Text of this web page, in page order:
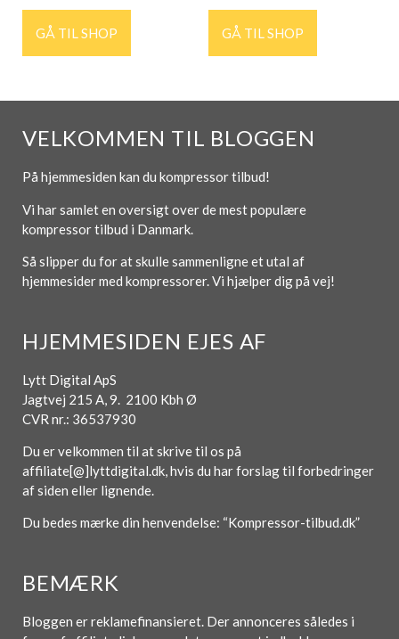
GÅ TIL SHOP GÅ TIL SHOP
VELKOMMEN TIL BLOGGEN
På hjemmesiden kan du kompressor tilbud!
Vi har samlet en oversigt over de mest populære
kompressor tilbud i Danmark.
Så slipper du for at skulle sammenligne et utal af
hjemmesider med kompressorer. Vi hjælper dig på vej!
HJEMMESIDEN EJES AF
Lytt Digital ApS
Jagtvej 215 A, 9. 2100 Kbh Ø
CVR nr.: 36537930
Du er velkommen til at skrive til os på
affiliate[@]lyttdigital.dk, hvis du har forslag til forbedringer
af siden eller lignende.
Du bedes mærke din henvendelse: “Kompressor-tilbud.dk”
BEMÆRK
Bloggen er reklamefinansieret. Der annonceres således i